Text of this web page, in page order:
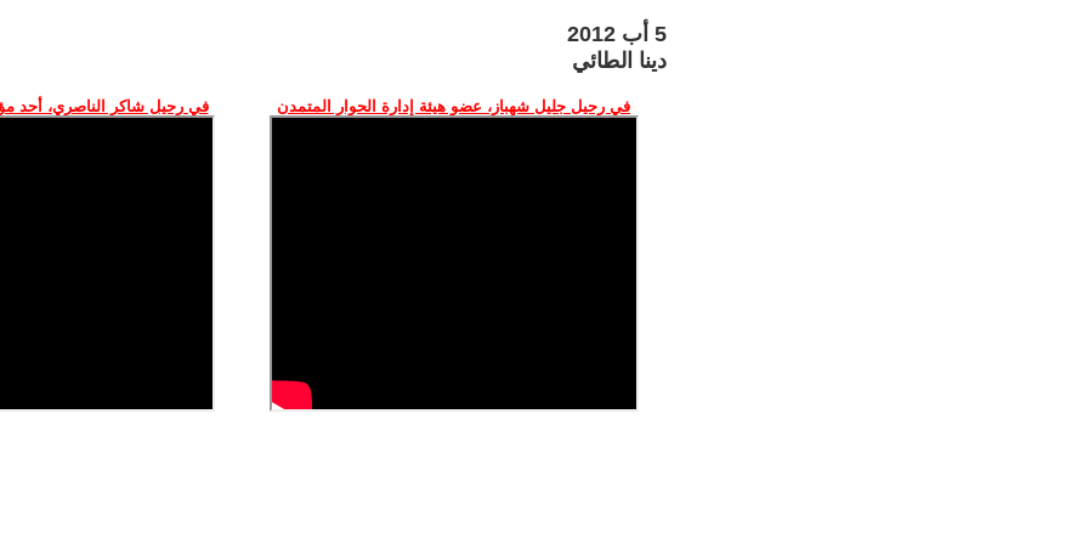
5 أب 2012
دينا الطائي
في رحيل جليل شهباز، عضو هيئة إدارة الحوار المتمدن في رحيل شاكر الناصري، أحد